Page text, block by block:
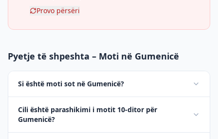
Provo përsëri
Pyetje të shpeshta – Moti në Gumenicë
Si është moti sot në Gumenicë?
Cili është parashikimi i motit 10-ditor për
Gumenicë?